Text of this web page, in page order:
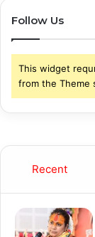
Follow Us
This widget
from the Theme
Recent